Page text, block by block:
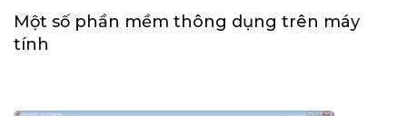
Một số phần mềm thông dụng trên máy
tính